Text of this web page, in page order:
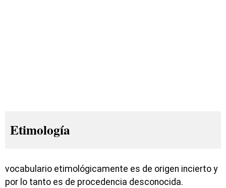
Etimología
vocabulario etimológicamente es de origen incierto y
por lo tanto es de procedencia desconocida.